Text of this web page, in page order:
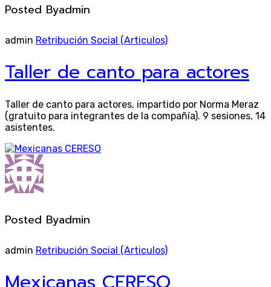
Posted Byadmin
admin Retribución Social (Articulos)
Taller de canto para actores
Taller de canto para actores, impartido por Norma Meraz
(gratuito para integrantes de la compañía). 9 sesiones, 14
asistentes.
Posted Byadmin
admin Retribución Social (Articulos)